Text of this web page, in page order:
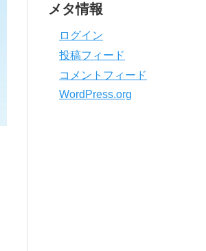
メタ情報
ログイン
投稿フィード
コメントフィード
WordPress.org